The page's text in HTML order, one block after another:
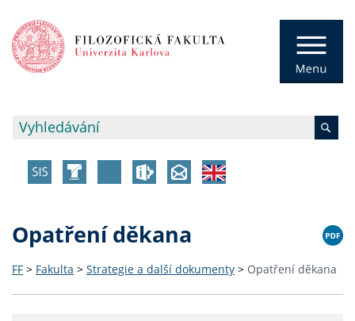
Opatření děkana
FF > Fakulta > Strategie a další dokumenty > Opatření děkana